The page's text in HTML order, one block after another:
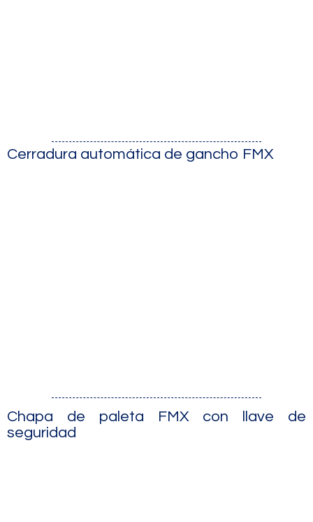
Cerradura automática de gancho FMX
Chapa de paleta FMX con llave de
seguridad